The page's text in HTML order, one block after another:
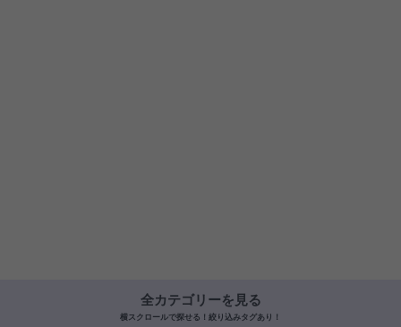
全カテゴリーを見る
横スクロールで探せる！絞り込みタグあり！